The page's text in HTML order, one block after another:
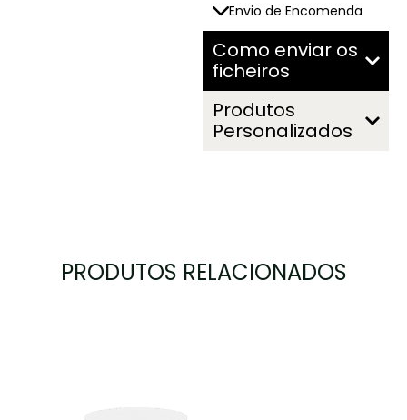
Envio de Encomenda
Como enviar os
ficheiros
Produtos
Personalizados
PRODUTOS RELACIONADOS